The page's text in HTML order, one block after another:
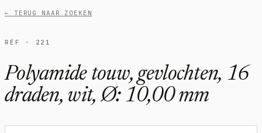
← TERUG NAAR ZOEKEN
RÉF · 221
Polyamide touw, gevlochten, 16
draden, wit, Ø: 10,00 mm